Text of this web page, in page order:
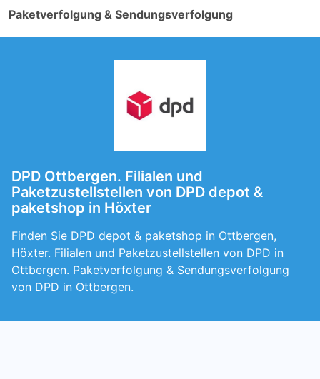
Paketverfolgung & Sendungsverfolgung
DPD Ottbergen. Filialen und
Paketzustellstellen von DPD depot &
paketshop in Höxter
Finden Sie DPD depot & paketshop in Ottbergen,
Höxter. Filialen und Paketzustellstellen von DPD in
Ottbergen. Paketverfolgung & Sendungsverfolgung
von DPD in Ottbergen.